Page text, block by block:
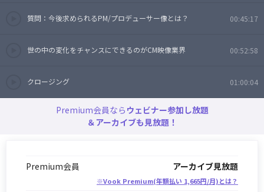
質問：今後求められるPM/プロデューサー像とは？ 00:45:17
世の中の変化をチャンスにできるのがCM映像業界 00:52:58
クロージング 01:00:04
Premium会員なら ウェビナー参加し放題
＆アーカイブも見放題！
Premium会員 アーカイブ見放題
※Vook Premium(年額払い 1,665円/月)とは？